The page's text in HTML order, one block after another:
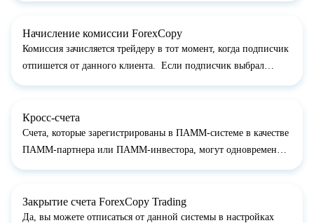
Начисление комиссии ForexCopy
Комиссия зачисляется трейдеру в тот момент, когда подписчик
отпишется от данного клиента. Если подписчик выбрал
GMT+3....
Кросс-счета
Счета, которые зарегистрированы в ПАММ-системе в качестве
ПАММ-партнера или ПАММ-инвестора, могут одновременно
того и другого...
Закрытие счета ForexCopy Trading
Да, вы можете отписаться от данной системы в настройках